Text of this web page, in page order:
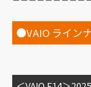
●VAIO ライン